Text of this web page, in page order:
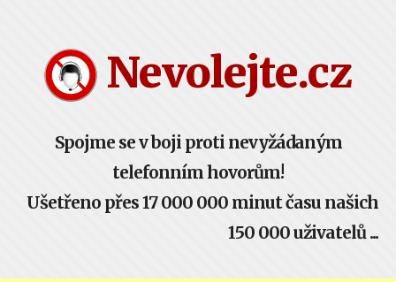
Nevolejte.cz
Spojme se v boji proti nevyžádaným
telefonním hovorům!
Ušetřeno přes 17 000 000 minut času našich
150 000 uživatelů ...